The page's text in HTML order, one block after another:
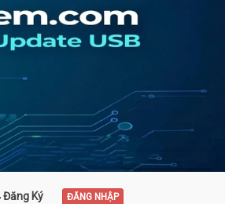
Đăng Ký ĐĂNG NHẬP